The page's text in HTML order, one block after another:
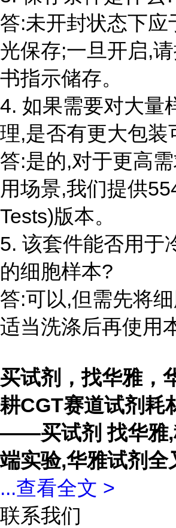
答:未开封状态下应
光保存;一旦开启,
书指示储存。
4. 如果需要对大量
理,是否有更大包装
答:是的,对于更高
用场景,我们提供
Tests)版本。
5. 该套件能否用于
的细胞样本?
答:可以,但需先将
适当洗涤后再使用
买试剂，找华雅，
耕CGT赛道试剂耗
——买试剂 找华雅,
端实验,华雅试剂全
...查看全文 >
联系我们